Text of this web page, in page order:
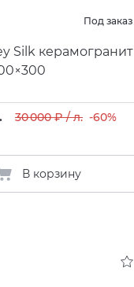
Под заказ
Silk керамогранит
30 000 ₽ / л. -60%
В корзину